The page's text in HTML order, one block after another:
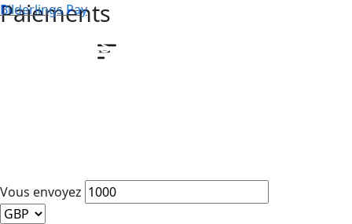
Bilderlings Pay
Paiements
Paiements transfrontaliers
rapides pour les entreprises
Vous envoyez